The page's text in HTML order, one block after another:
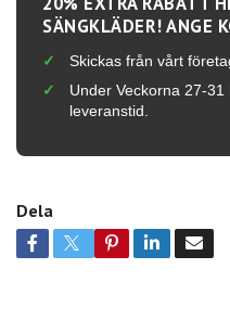
SÄNGKLÄDER! ANGE
Skickas från vårt
Under Veckorna 27-
leveranstid.
Dela